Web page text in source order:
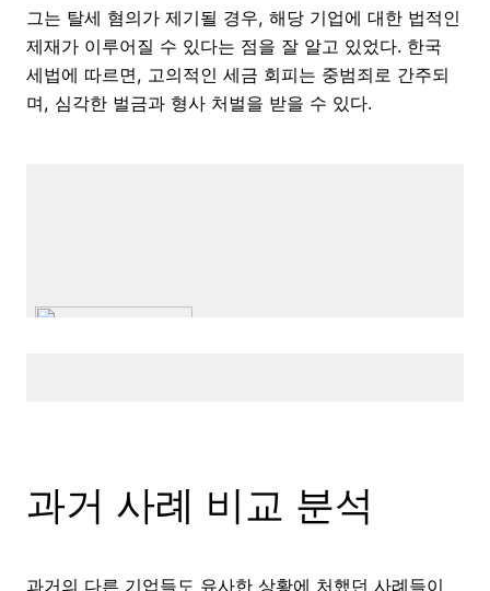
그는 탈세 혐의가 제기될 경우, 해당 기업에 대한 법적인
제재가 이루어질 수 있다는 점을 잘 알고 있었다. 한국
세법에 따르면, 고의적인 세금 회피는 중범죄로 간주되
며, 심각한 벌금과 형사 처벌을 받을 수 있다.
과거 사례 비교 분석
과거의 다른 기업들도 유사한 상황에 처했던 사례들이